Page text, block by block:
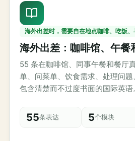
海外出差时，需要自在地点咖啡、吃饭
海外出差：咖啡馆、午餐
55 条在咖啡馆、同事午餐和餐厅
单、问菜单、饮食需求、处理问题
包含清楚而不过度书面的国际英语
55条表达 5个模块